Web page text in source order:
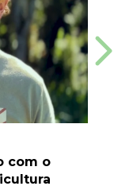
Marrocos
importação